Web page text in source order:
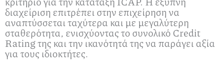
διαχείριση επιτρέπει στην επιχείρηση να
αναπτύσσεται ταχύτερα και με μεγαλύτερη
σταθερότητα, ενισχύοντας το συνολικό Credit
Rating της και την ικανότητά της να παράγει αξία
για τους ιδιοκτήτες.